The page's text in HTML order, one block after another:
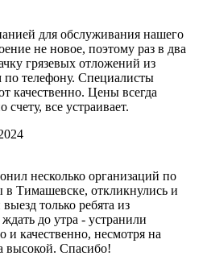
для обслуживания нашего
не новое, поэтому раз в два
грязевых отложений из
по телефону. Специалисты
качественно. Цены всегда
все устраивает.
несколько организаций по
Тимашевске, откликнулись и
только ребята из
до утра - устранили
и качественно, несмотря на
высокой. Спасибо!